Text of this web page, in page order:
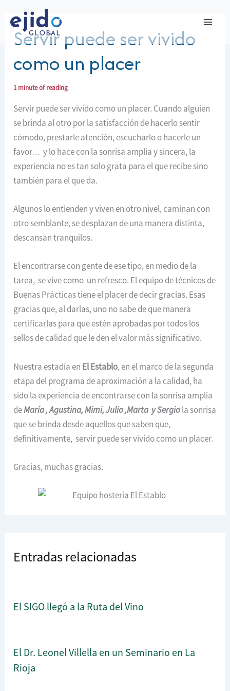
contenido
Servir puede ser vivido
como un placer
1 minute of reading
Servir puede ser vivido como un placer. Cuando alguien
se brinda al otro por la satisfacción de hacerlo sentir
cómodo, prestarle atención, escucharlo o hacerle un
favor… y lo hace con la sonrisa amplia y sincera, la
experiencia no es tan solo grata para el que recibe sino
también para el que da.
Algunos lo entienden y viven en otro nivel, caminan con
otro semblante, se desplazan de una manera distinta,
descansan tranquilos.
El encontrarse con gente de ese tipo, en medio de la
tarea, se vive como un refresco. El equipo de técnicos de
Buenas Prácticas tiene el placer de decir gracias. Esas
gracias que, al darlas, uno no sabe de que manera
certificarlas para que estén aprobadas por todos los
sellos de calidad que le den el valor más significativo.
Nuestra estadía en El Establo, en el marco de la segunda
etapa del programa de aproximación a la calidad, ha
sido la experiencia de encontrarse con la sonrisa amplia
deMaría , Agustina, Mimi, Julio ,Marta y Sergiola sonrisa
que se brinda desde aquellos que saben que,
definitivamente, servir puede ser vivido como un placer.
Gracias, muchas gracias.
Entradas relacionadas
El SIGO llegó a la Ruta del Vino
El Dr. Leonel Villella en un Seminario en La
Rioja